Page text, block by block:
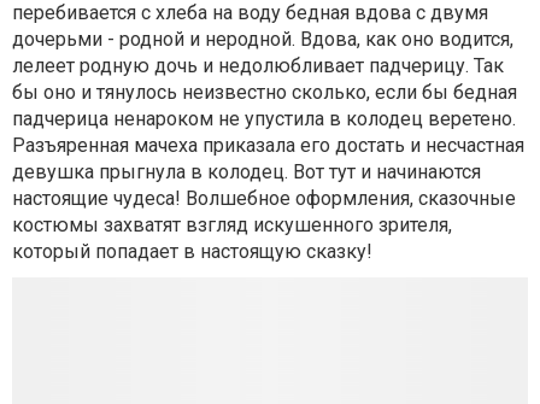
перебивается с хлеба на воду бедная вдова с двумя
дочерьми - родной и неродной. Вдова, как оно водится,
лелеет родную дочь и недолюбливает падчерицу. Так
бы оно и тянулось неизвестно сколько, если бы бедная
падчерица ненароком не упустила в колодец веретено.
Разъяренная мачеха приказала его достать и несчастная
девушка прыгнула в колодец. Вот тут и начинаются
настоящие чудеса! Волшебное оформления, сказочные
костюмы захватят взгляд искушенного зрителя,
который попадает в настоящую сказку!